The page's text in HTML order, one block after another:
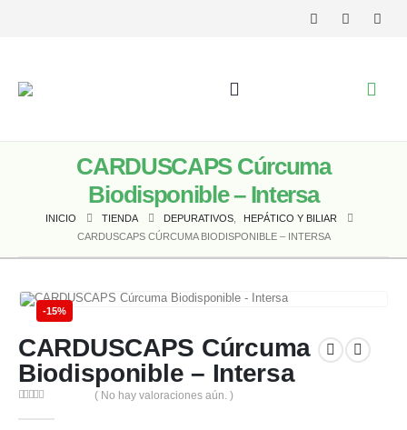
CARDUSCAPS Cúrcuma
Biodisponible – Intersa
INICIO TIENDA DEPURATIVOS,
HEPÁTICO Y BILIAR
CARDUSCAPS CÚRCUMA BIODISPONIBLE – INTERSA
-15%
CARDUSCAPS Cúrcuma
Biodisponible – Intersa
( No hay valoraciones aún. )